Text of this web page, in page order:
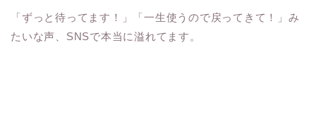
「ずっと待ってます！」「一生使うので戻ってきて！」み
たいな声、SNSで本当に溢れてます。